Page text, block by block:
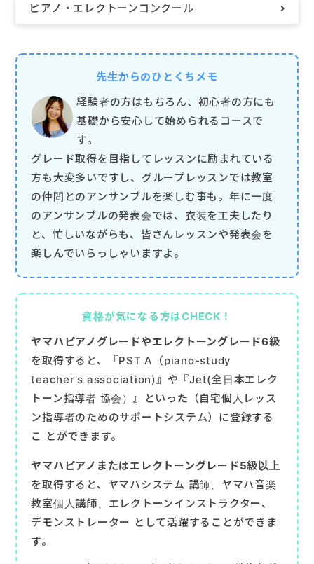
ピアノ・ エレクトーンコンクール
先生からのひとくちメモ
経験者の方はもちろん、初心者の方にも
基礎から安心して始められるコースで
す。
グレード取得を目指してレッスンに励まれている
方も大変多いですし、グループレッスンでは教室
の仲間とのアンサンブルを楽しむ事も。年に一度
のアンサンブルの発表会では、衣装を工夫したり
と、忙しいながらも、皆さんレッスンや発表会を
楽しんでいらっしゃいますよ。
資格が気になる方はCHECK！
ヤマハピアノグレードやエレクトーングレード6級
を取得すると、『PST A（piano-study
teacher's association)』や『Jet(全日本エレク
トーン指導者 協会）』といった（自宅個人レッス
ン指導者のためのサポートシステム）に登録する
こ とができます。
ヤマハピアノまたはエレクトーングレード5級以上
を取得すると、ヤマハシステム 講師、ヤマハ音楽
教室個人講師、エレクトーンインストラクター、
デモンストレーター として活躍することができま
す。